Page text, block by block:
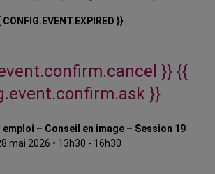
CONFIG.EVENT.EXPIRED }}
}} {{
}}
emploi – Conseil en image – Session 19
mai 2026 • 13h30 - 16h30